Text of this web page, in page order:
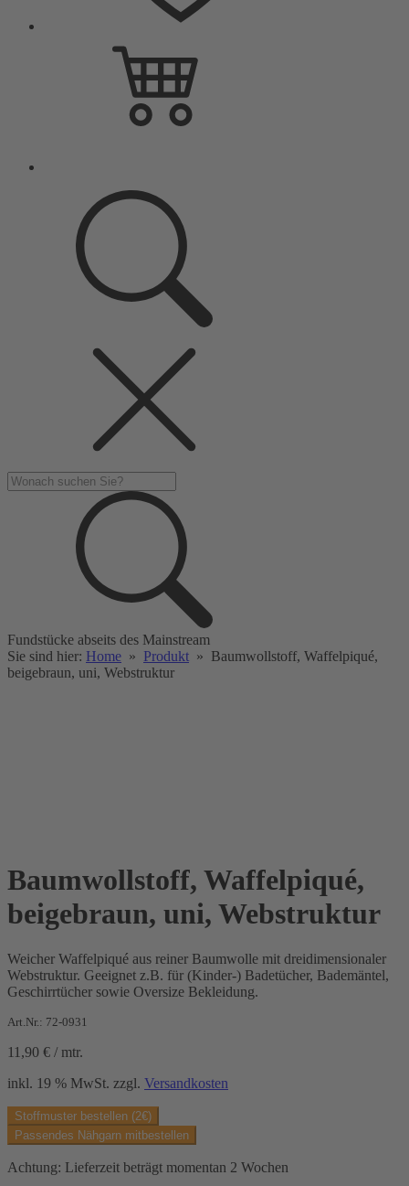
Fundstücke abseits des Mainstream
Sie sind hier: Home » Produkt » Baumwollstoff, Waffelpiqué,
beigebraun, uni, Webstruktur
Baumwollstoff, Waffelpiqué,
beigebraun, uni, Webstruktur
Weicher Waffelpiqué aus reiner Baumwolle mit dreidimensionaler
Webstruktur. Geeignet z.B. für (Kinder-) Badetücher, Bademäntel,
Geschirrtücher sowie Oversize Bekleidung.
Art.Nr.: 72-0931
11,90 € / mtr.
inkl. 19 % MwSt. zzgl. Versandkosten
Stoffmuster bestellen (2€)
Passendes Nähgarn mitbestellen
Achtung: Lieferzeit beträgt momentan 2 Wochen